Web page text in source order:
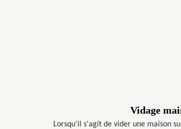
Vidage
Lorsqu'il s'agit de vider une maison